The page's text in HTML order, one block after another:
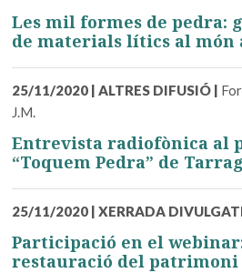
Les mil formes de pedra:
de materials lítics al món
25/11/2020 |ALTRES DIFUSIÓ |
J.M.
Entrevista radiofònica al
“Toquem Pedra” de
25/11/2020 |XERRADA
Participació en el
restauració del patrimoni